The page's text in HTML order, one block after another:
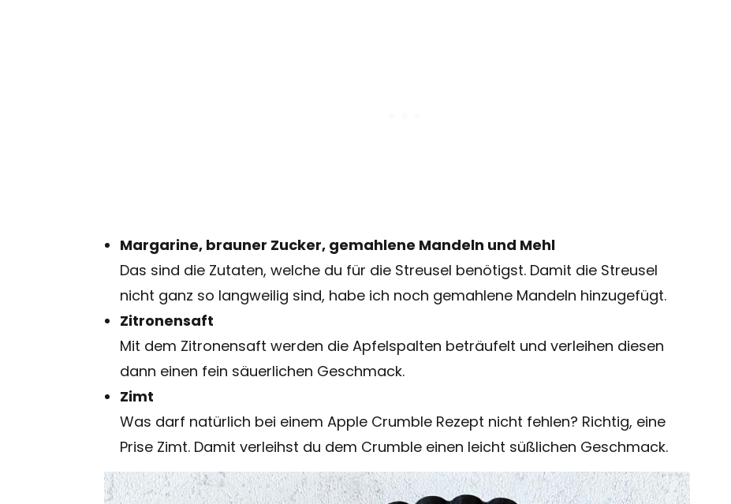
Margarine, brauner Zucker, gemahlene Mandeln und Mehl
Das sind die Zutaten, welche du für die Streusel benötigst. Damit die Streusel
nicht ganz so langweilig sind, habe ich noch gemahlene Mandeln hinzugefügt.
Zitronensaft
Mit dem Zitronensaft werden die Apfelspalten beträufelt und verleihen diesen
dann einen fein säuerlichen Geschmack.
Zimt
Was darf natürlich bei einem Apple Crumble Rezept nicht fehlen? Richtig, eine
Prise Zimt. Damit verleihst du dem Crumble einen leicht süßlichen Geschmack.